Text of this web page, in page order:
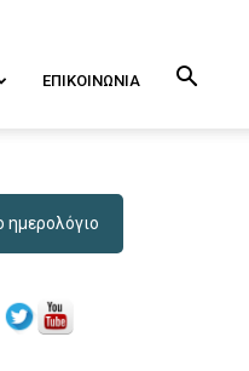
ΕΠΙΚΟΙΝΩΝΊΑ
ημερολόγιο